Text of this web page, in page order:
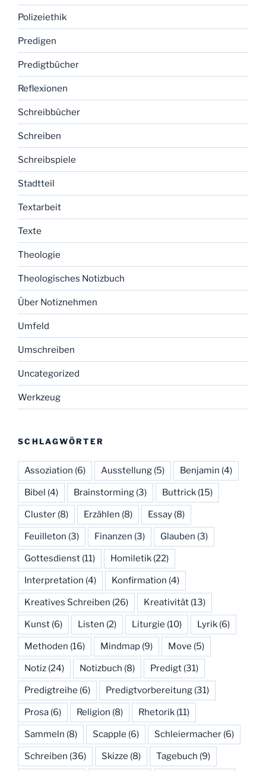
Polizeiethik
Predigen
Predigtbücher
Reflexionen
Schreibbücher
Schreiben
Schreibspiele
Stadtteil
Textarbeit
Texte
Theologie
Theologisches Notizbuch
Über Notiznehmen
Umfeld
Umschreiben
Uncategorized
Werkzeug
SCHLAGWÖRTER
Assoziation (6) Ausstellung (5) Benjamin (4)
Bibel (4) Brainstorming (3) Buttrick (15)
Cluster (8) Erzählen (8) Essay (8)
Feuilleton (3) Finanzen (3) Glauben (3)
Gottesdienst (11) Homiletik (22)
Interpretation (4) Konfirmation (4)
Kreatives Schreiben (26) Kreativität (13)
Kunst (6) Listen (2) Liturgie (10) Lyrik (6)
Methoden (16) Mindmap (9) Move (5)
Notiz (24) Notizbuch (8) Predigt (31)
Predigtreihe (6) Predigtvorbereitung (31)
Prosa (6) Religion (8) Rhetorik (11)
Sammeln (8) Scapple (6) Schleiermacher (6)
Schreiben (36) Skizze (8) Tagebuch (9)